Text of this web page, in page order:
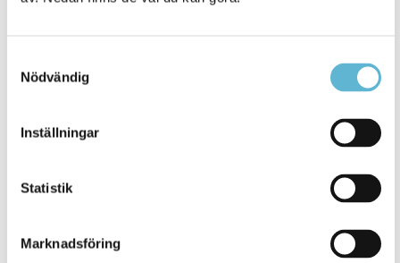
Nödvändig
Inställningar
Statistik
Marknadsföring
KONTAKT
Besöksadress
Box 18, 295 21 Bromölla